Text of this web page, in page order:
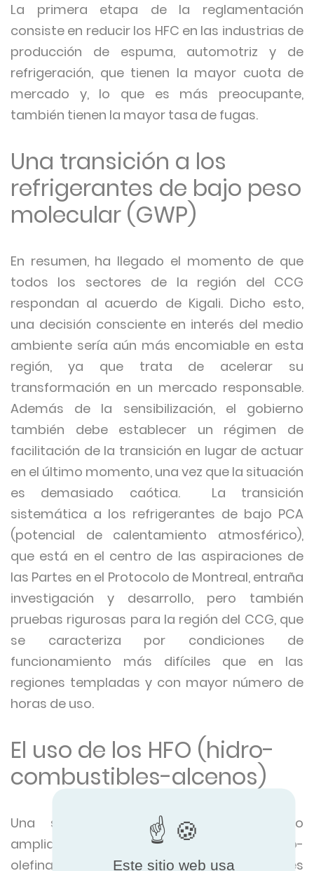
La primera etapa de la reglamentación
consiste en reducir los HFC en las industrias de
producción de espuma, automotriz y de
refrigeración, que tienen la mayor cuota de
mercado y, lo que es más preocupante,
también tienen la mayor tasa de fugas.
Una transición a los
refrigerantes de bajo peso
molecular (GWP)
En resumen, ha llegado el momento de que
todos los sectores de la región del CCG
respondan al acuerdo de Kigali. Dicho esto,
una decisión consciente en interés del medio
ambiente sería aún más encomiable en esta
región, ya que trata de acelerar su
transformación en un mercado responsable.
Además de la sensibilización, el gobierno
también debe establecer un régimen de
facilitación de la transición en lugar de actuar
en el último momento, una vez que la situación
es demasiado caótica. La transición
sistemática a los refrigerantes de bajo PCA
(potencial de calentamiento atmosférico),
que está en el centro de las aspiraciones de
las Partes en el Protocolo de Montreal, entraña
investigación y desarrollo, pero también
pruebas rigurosas para la región del CCG, que
se caracteriza por condiciones de
funcionamiento más difíciles que en las
regiones templadas y con mayor número de
horas de uso.
El uso de los HFO (hidro-
combustibles-alcenos)
Una solución que se está debatiendo
ampliamente es el uso de HFO (hidrofluoro-
olefinas), que se consideran posibles
Este sitio web usa